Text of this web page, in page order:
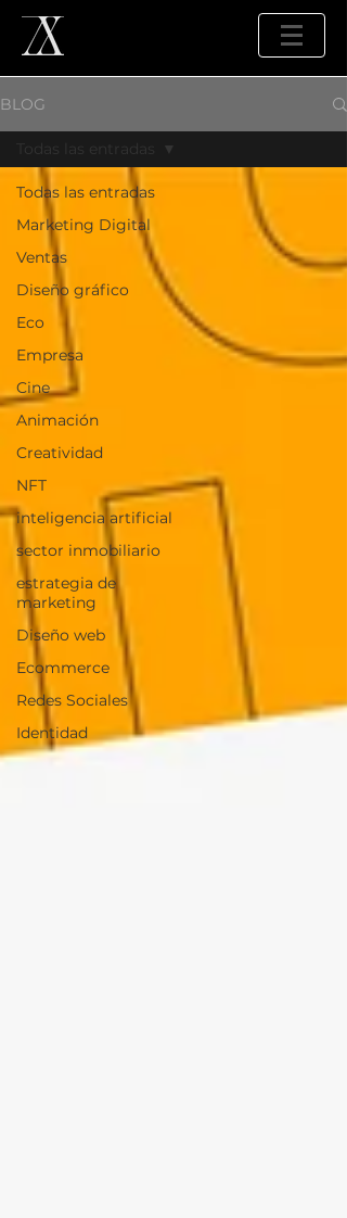
BLOG
Todas las entradas
Marketing Digital
Ventas
Diseño gráfico
Eco
Empresa
Cine
Animación
Creatividad
NFT
inteligencia artificial
sector inmobiliario
estrategia de
marketing
Diseño web
Ecommerce
Redes Sociales
Identidad
Todas las entradas